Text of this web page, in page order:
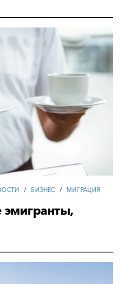
/ БИЗНЕС / МИГРАЦИЯ
эмигранты,